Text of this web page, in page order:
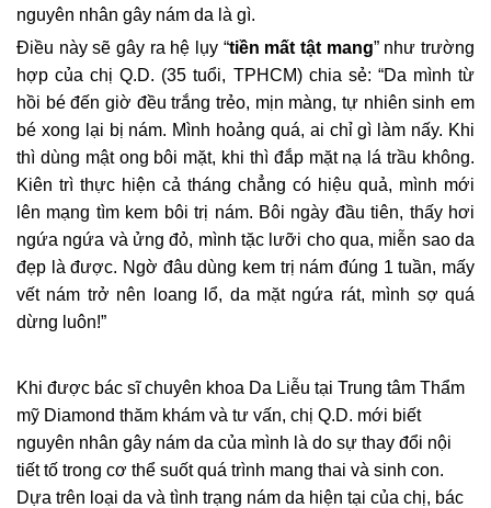
nguyên nhân gây nám da là gì.
Điều này sẽ gây ra hệ lụy “tiền mất tật mang” như trường
hợp của chị Q.D. (35 tuổi, TPHCM) chia sẻ: “Da mình từ
hồi bé đến giờ đều trắng trẻo, mịn màng, tự nhiên sinh em
bé xong lại bị nám. Mình hoảng quá, ai chỉ gì làm nấy. Khi
thì dùng mật ong bôi mặt, khi thì đắp mặt nạ lá trầu không.
Kiên trì thực hiện cả tháng chẳng có hiệu quả, mình mới
lên mạng tìm kem bôi trị nám. Bôi ngày đầu tiên, thấy hơi
ngứa ngứa và ửng đỏ, mình tặc lưỡi cho qua, miễn sao da
đẹp là được. Ngờ đâu dùng kem trị nám đúng 1 tuần, mấy
vết nám trở nên loang lổ, da mặt ngứa rát, mình sợ quá
dừng luôn!”
Khi được bác sĩ chuyên khoa Da Liễu tại Trung tâm Thẩm
mỹ Diamond thăm khám và tư vấn, chị Q.D. mới biết
nguyên nhân gây nám da của mình là do sự thay đổi nội
tiết tố trong cơ thể suốt quá trình mang thai và sinh con.
Dựa trên loại da và tình trạng nám da hiện tại của chị, bác